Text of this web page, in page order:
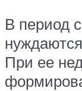
В период
При ее